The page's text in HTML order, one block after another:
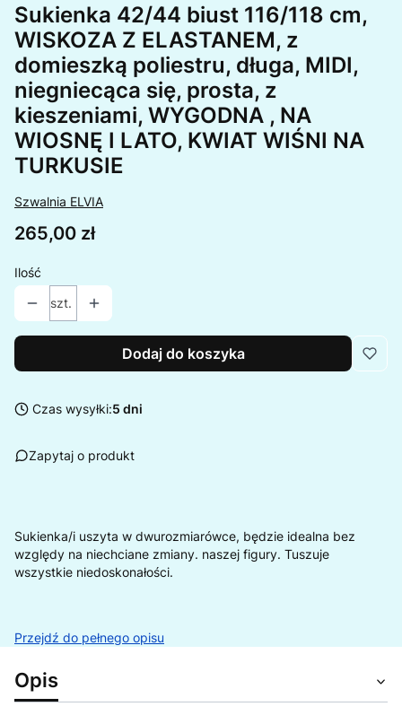
Sukienka 42/44 biust 116/118 cm,
WISKOZA Z ELASTANEM, z
domieszką poliestru, długa, MIDI,
niegniecąca się, prosta, z
kieszeniami, WYGODNA , NA
WIOSNĘ I LATO, KWIAT WIŚNI NA
TURKUSIE
Szwalnia ELVIA
Cena
265,00 zł
Ilość
szt.
Dodaj do koszyka
Czas wysyłki:5 dni
Zapytaj o produkt
Sukienka/i uszyta w dwurozmiarówce, będzie idealna bez
względy na niechciane zmiany. naszej figury. Tuszuje
wszystkie niedoskonałości.
Przejdź do pełnego opisu
Opis